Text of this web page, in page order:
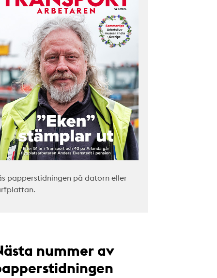
papperstidningen på datorn eller
nummer av